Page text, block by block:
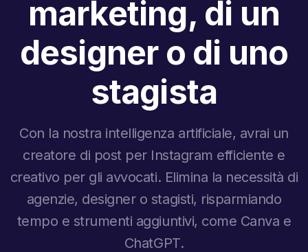
marketing, di un
designer o di uno
stagista
Con la nostra intelligenza artificiale, avrai un
creatore di post per Instagram efficiente e
creativo per gli avvocati. Elimina la necessità di
agenzie, designer o stagisti, risparmiando
tempo e strumenti aggiuntivi, come Canva e
ChatGPT.